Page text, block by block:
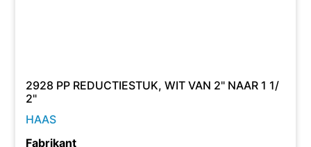
2928 PP REDUCTIESTUK, WIT VAN 2" NAAR 1 1/
2"
HAAS
Fabrikant